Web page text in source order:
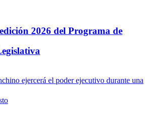
2026 del Programa de